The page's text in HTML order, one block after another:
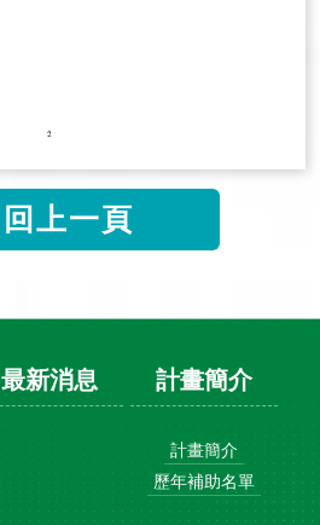
回上一頁
最新消息 計畫簡介
計畫簡介
歷年補助名單